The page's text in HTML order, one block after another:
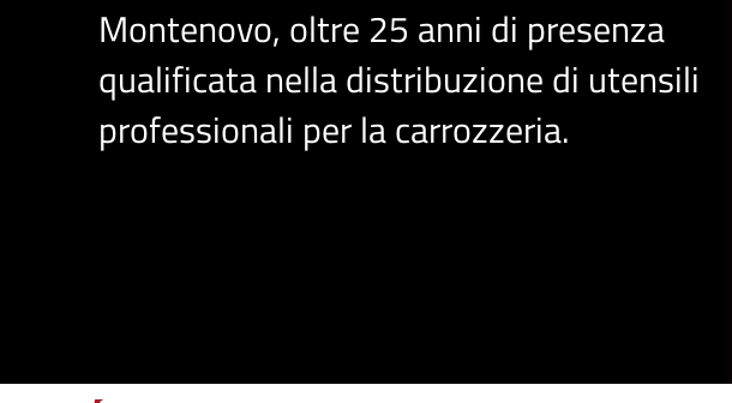
Montenovo, oltre 25 anni di presenza
qualificata nella distribuzione di utensili
professionali per la carrozzeria.